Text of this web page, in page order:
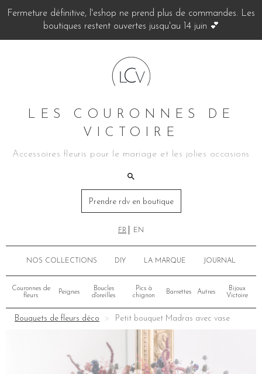
Fermeture définitive, l'eshop ne prend plus de commandes. Les
boutiques restent ouvertes jusqu'au 14 juin 💕
LES COURONNES DE
VICTOIRE
Accessoires fleuris pour le mariage et les jolies occasions
Prendre rdv en boutique
FR EN
NOS COLLECTIONS DIY LA MARQUE JOURNAL
Couronnes de
fleurs
Peignes
Boucles
d'oreilles
Pics à
chignon
Barrettes Autres
Bijoux
Victoire
Bouquets de fleurs déco Petit bouquet Madras avec vase